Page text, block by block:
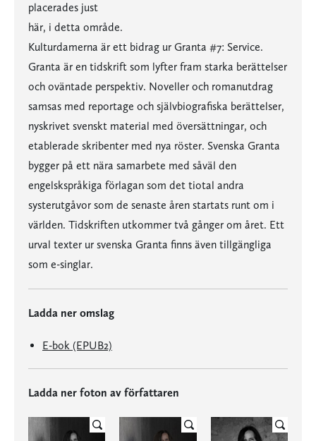
placerades just
här, i detta område.
Kulturdamerna är ett bidrag ur Granta #7: Service.
Granta är en tidskrift som lyfter fram starka berättelser
och oväntade perspektiv. Noveller och romanutdrag
samsas med reportage och självbiografiska berättelser,
nyskrivet svenskt material med översättningar, och
etablerade skribenter med nya röster. Svenska Granta
bygger på ett nära samarbete med såväl den
engelskspråkiga förlagan som det tiotal andra
systerutgåvor som de senaste åren startats runt om i
världen. Tidskriften utkommer två gånger om året. Ett
urval texter ur svenska Granta finns även tillgängliga
som e-singlar.
Ladda ner omslag
E-bok (EPUB2)
Ladda ner foton av författaren